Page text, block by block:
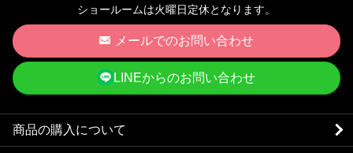
ショールームは火曜日定休となります。
メールでのお問い合わせ
LINEからのお問い合わせ
商品の購入について